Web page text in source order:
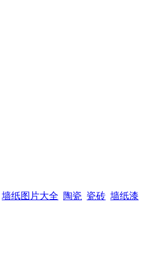
墙纸图片大全 陶瓷 瓷砖 墙纸漆